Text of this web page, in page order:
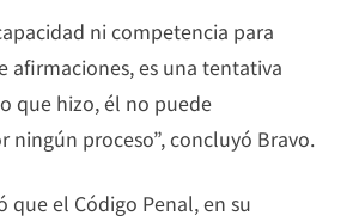
ni competencia para
afirmaciones, es una tentativa
que hizo, él no puede
ningún proceso”, concluyó Bravo.
que el Código Penal, en su